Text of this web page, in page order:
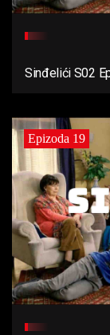
Sinđelići S02
Epizoda 19